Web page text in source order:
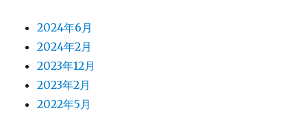
2024年6月
2024年2月
2023年12月
2023年2月
2022年5月